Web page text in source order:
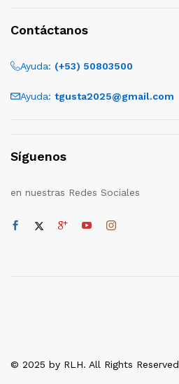
Contáctanos
Ayuda: (+53) 50803500
Ayuda: tgusta2025@gmail.com
Síguenos
en nuestras Redes Sociales
© 2025 by RLH. All Rights Reserved